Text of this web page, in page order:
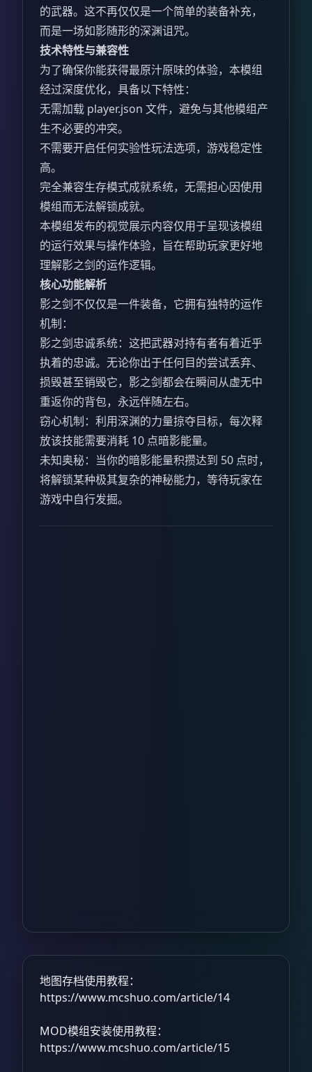
的武器。这不再仅仅是一个简单的装备补充，
而是一场如影随形的深渊诅咒。
技术特性与兼容性
为了确保你能获得最原汁原味的体验，本模组
经过深度优化，具备以下特性：
无需加载 player.json 文件，避免与其他模组产
生不必要的冲突。
不需要开启任何实验性玩法选项，游戏稳定性
高。
完全兼容生存模式成就系统，无需担心因使用
模组而无法解锁成就。
本模组发布的视觉展示内容仅用于呈现该模组
的运行效果与操作体验，旨在帮助玩家更好地
理解影之剑的运作逻辑。
核心功能解析
影之剑不仅仅是一件装备，它拥有独特的运作
机制：
影之剑忠诚系统：这把武器对持有者有着近乎
执着的忠诚。无论你出于任何目的尝试丢弃、
损毁甚至销毁它，影之剑都会在瞬间从虚无中
重返你的背包，永远伴随左右。
窃心机制：利用深渊的力量掠夺目标，每次释
放该技能需要消耗 10 点暗影能量。
未知奥秘：当你的暗影能量积攒达到 50 点时，
将解锁某种极其复杂的神秘能力，等待玩家在
游戏中自行发掘。
地图存档使用教程：
https://www.mcshuo.com/article/14
MOD模组安装使用教程：
https://www.mcshuo.com/article/15